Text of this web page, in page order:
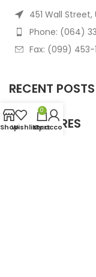
451 Wall Street,
Phone: (064)
Fax: (099) 453-
RECENT POSTS
OUR STORES
ShopWishlist
0
Cart
My account